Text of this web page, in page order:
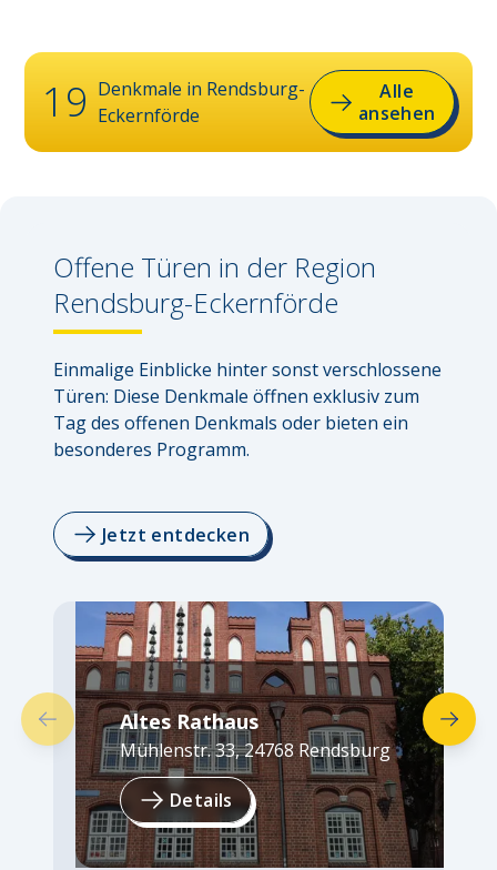
19 Denkmale in Rendsburg-
Eckernförde
Alle
ansehen
Offene Türen in der Region
Rendsburg-Eckernförde
Einmalige Einblicke hinter sonst verschlossene
Türen: Diese Denkmale öffnen exklusiv zum
Tag des offenen Denkmals oder bieten ein
besonderes Programm.
Jetzt entdecken
Altes Rathaus
Mühlenstr. 33,24768 Rendsburg
Details